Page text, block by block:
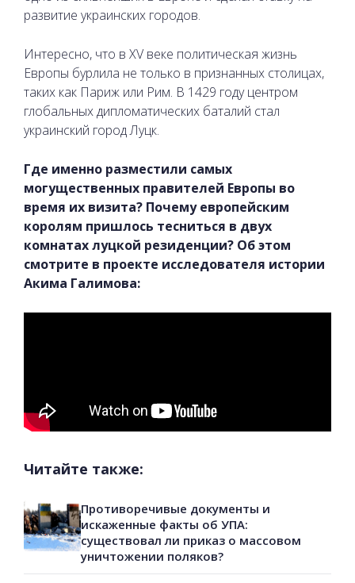
развитие украинских городов.
Интересно, что в XV веке политическая жизнь
Европы бурлила не только в признанных столицах,
таких как Париж или Рим. В 1429 году центром
глобальных дипломатических баталий стал
украинский город Луцк.
Где именно разместили самых
могущественных правителей Европы во
время их визита? Почему европейским
королям пришлось тесниться в двух
комнатах луцкой резиденции? Об этом
смотрите в проекте исследователя истории
Акима Галимова:
Читайте также:
Противоречивые документы и
искаженные факты об УПА:
существовал ли приказ о массовом
уничтожении поляков?